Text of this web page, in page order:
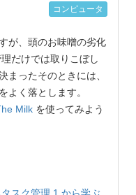
コンピュータ
が、頭のお味噌の劣化
だけでは取りこぼし
まったそのときには、
よく落とします。
Milk を使ってみよう